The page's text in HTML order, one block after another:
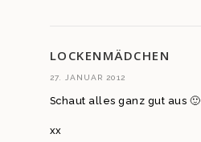
LOCKENMÄDCHEN
27. JANUAR 2012
Schaut alles ganz gut aus 🙂
xx